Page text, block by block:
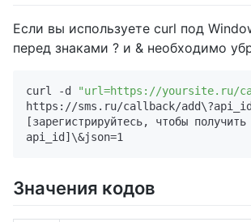
Если вы используете curl под
перед знаками ? и & необходимо
curl -d
"url=https://yoursite.ru/
https://sms.ru/callback/
[зарегистрируйтесь, чтобы получить
Значения кодов